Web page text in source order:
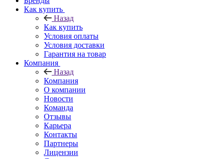
Как купить
Назад
Как купить
Условия оплаты
Условия доставки
Гарантия на товар
Компания
Назад
Компания
О компании
Новости
Команда
Отзывы
Карьера
Контакты
Партнеры
Лицензии